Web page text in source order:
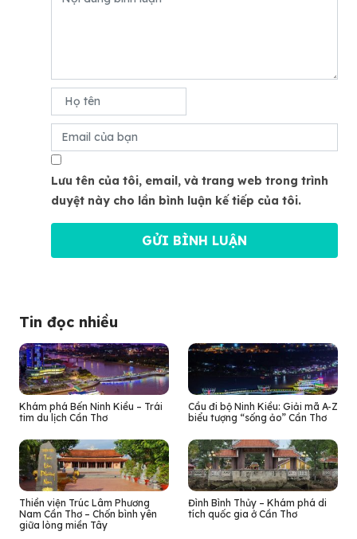
Lưu tên của tôi, email, và trang web trong trình
duyệt này cho lần bình luận kế tiếp của tôi.
Tin đọc nhiều
Khám phá Bến Ninh Kiều – Trái
tim du lịch Cần Thơ
Cầu đi bộ Ninh Kiều: Giải mã A-Z
biểu tượng “sống ảo” Cần Thơ
Thiền viện Trúc Lâm Phương
Nam Cần Thơ – Chốn bình yên
giữa lòng miền Tây
Đình Bình Thủy – Khám phá di
tích quốc gia ở Cần Thơ